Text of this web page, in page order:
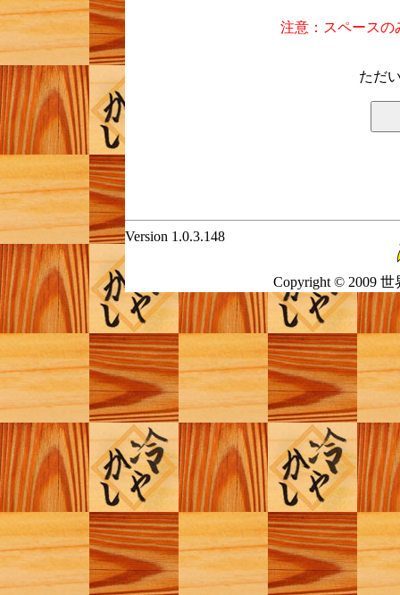
注意：スペースの
ただ
Version 1.0.3.148
Copyright © 2009 世